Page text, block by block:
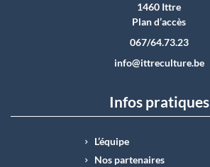
1460 Ittre
Plan d’accès
067/64.73.23
info@ittreculture.be
Infos pratiques
L’équipe
Nos partenaires